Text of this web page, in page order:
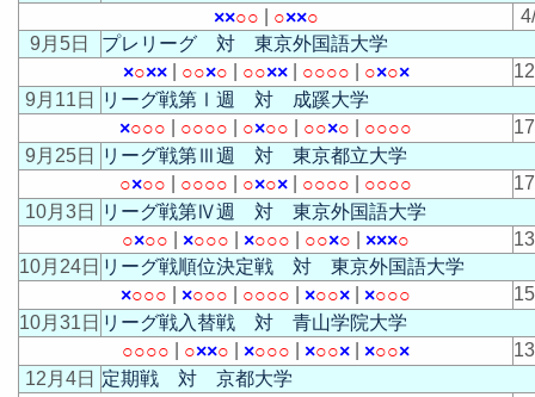
××○○ ○××○
9月5日
プレリーグ 対 東京外国語大学
×○××| ○○×○ ○○××| ○○○○ ○×○×
9月11日
リーグ戦第Ⅰ週 対 成蹊大学
×○○○ ○○○○ ○×○○ ○○×○ ○○○○
9月25日
リーグ戦第Ⅲ週 対 東京都立大学
○×○○ ○○○○ ○×○× ○○○○ ○○○○
10月3日
リーグ戦第Ⅳ週 対 東京外国語大学
○×○○ ×○○○ ×○○○ ○○×○ ×××○
10月24日 リーグ戦順位決定戦 対 東京外国語大学
×○○○ ×○○○ ○○○○ ×○○× ×○○○
10月31日 リーグ戦入替戦 対 青山学院大学
○○○○ ○××○ ×○○○ ×○○× ×○○×
12月4日 定期戦 対 京都大学